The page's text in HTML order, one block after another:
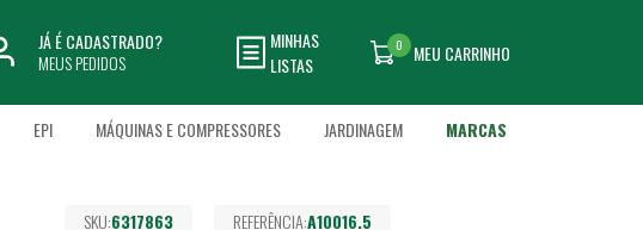
JÁ É CADASTRADO?
MEUS PEDIDOS
MINHAS
LISTAS
MEU CARRINHO
0
EPI MÁQUINAS E COMPRESSORES JARDINAGEM MARCAS
SKU:6317863 REFERÊNCIA:A10016.5